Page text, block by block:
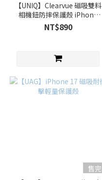
【UNIQ】Clearvue 磁吸雙料
相機鈕防摔保護殼 iPhone
17 / Air
NT$890
售完